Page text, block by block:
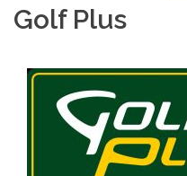
Golf Plus